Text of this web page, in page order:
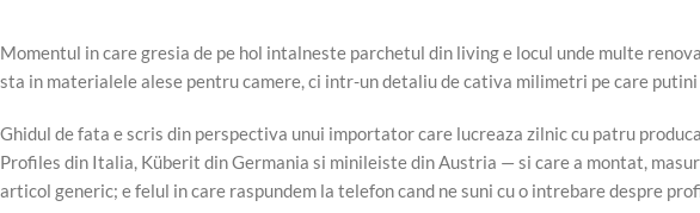
Momentul in care gresia de pe hol intalneste parchetul din living e locul unde multe
sta in materialele alese pentru camere, ci intr-un detaliu de cativa milimetri pe care
Ghidul de fata e scris din perspectiva unui importator care lucreaza zilnic cu patru
Profiles din Italia, Küberit din Germania si minileiste din Austria — si care a montat,
articol generic; e felul in care raspundem la telefon cand ne suni cu o intrebare despre